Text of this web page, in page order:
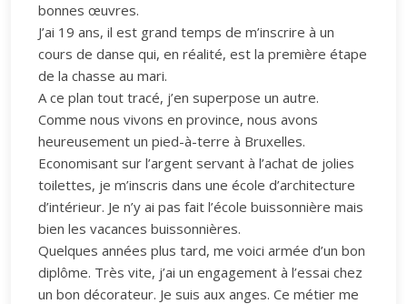
bonnes œuvres.
J’ai 19 ans, il est grand temps de m’inscrire à un
cours de danse qui, en réalité, est la première étape
de la chasse au mari.
A ce plan tout tracé, j’en superpose un autre.
Comme nous vivons en province, nous avons
heureusement un pied-à-terre à Bruxelles.
Economisant sur l’argent servant à l’achat de jolies
toilettes, je m’inscris dans une école d’architecture
d’intérieur. Je n’y ai pas fait l’école buissonnière mais
bien les vacances buissonnières.
Quelques années plus tard, me voici armée d’un bon
diplôme. Très vite, j’ai un engagement à l’essai chez
un bon décorateur. Je suis aux anges. Ce métier me